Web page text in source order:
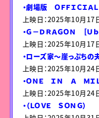
・劇場版 ＯＦＦＩＣＩ
上映日：2025年10月17
・Ｇ－ＤＲＡＧＯＮ ［Ｕｂ
上映日：2025年10月17
・ローズ家～崖っぷちの
上映日：2025年10月24
・ＯＮＥ ＩＮ Ａ ＭＩＬ
上映日：2025年10月24
・（ＬＯＶＥ ＳＯＮＧ）